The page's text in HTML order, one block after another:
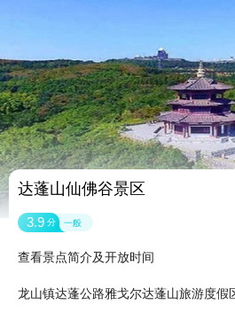
达蓬山仙佛谷景区
3.9 分 一般
查看景点简介及开放时间
龙山镇达蓬公路雅戈尔达蓬山旅游度假